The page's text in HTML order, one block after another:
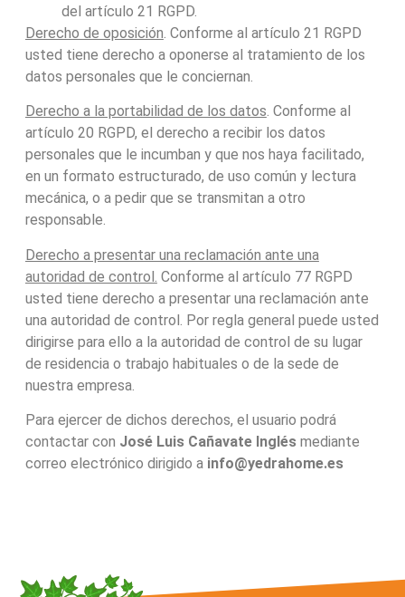
del artículo 21 RGPD.
Derecho de oposición. Conforme al artículo 21 RGPD
usted tiene derecho a oponerse al tratamiento de los
datos personales que le conciernan.
Derecho a la portabilidad de los datos. Conforme al
artículo 20 RGPD, el derecho a recibir los datos
personales que le incumban y que nos haya facilitado,
en un formato estructurado, de uso común y lectura
mecánica, o a pedir que se transmitan a otro
responsable.
Derecho a presentar una reclamación ante una
autoridad de control. Conforme al artículo 77 RGPD
usted tiene derecho a presentar una reclamación ante
una autoridad de control. Por regla general puede usted
dirigirse para ello a la autoridad de control de su lugar
de residencia o trabajo habituales o de la sede de
nuestra empresa.
Para ejercer de dichos derechos, el usuario podrá
contactar con José Luis Cañavate Inglésmediante
correo electrónico dirigido a info@yedrahome.es